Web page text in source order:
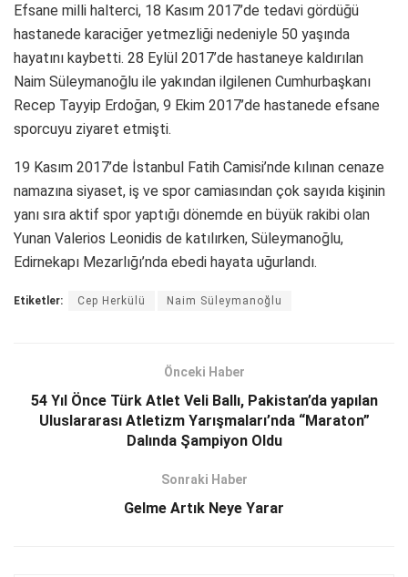
Efsane milli halterci, 18 Kasım 2017’de tedavi gördüğü
hastanede karaciğer yetmezliği nedeniyle 50 yaşında
hayatını kaybetti. 28 Eylül 2017’de hastaneye kaldırılan
Naim Süleymanoğlu ile yakından ilgilenen Cumhurbaşkanı
Recep Tayyip Erdoğan, 9 Ekim 2017’de hastanede efsane
sporcuyu ziyaret etmişti.
19 Kasım 2017’de İstanbul Fatih Camisi’nde kılınan cenaze
namazına siyaset, iş ve spor camiasından çok sayıda kişinin
yanı sıra aktif spor yaptığı dönemde en büyük rakibi olan
Yunan Valerios Leonidis de katılırken, Süleymanoğlu,
Edirnekapı Mezarlığı’nda ebedi hayata uğurlandı.
Etiketler: Cep Herkülü Naim Süleymanoğlu
Önceki Haber
54 Yıl Önce Türk Atlet Veli Ballı, Pakistan’da yapılan
Uluslararası Atletizm Yarışmaları’nda “Maraton”
Dalında Şampiyon Oldu
Sonraki Haber
Gelme Artık Neye Yarar